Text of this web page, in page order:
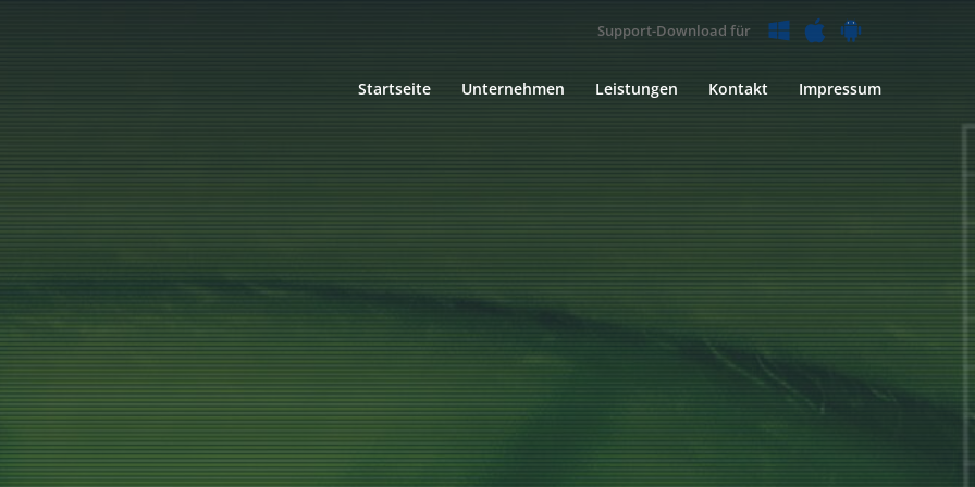
Support-Download für
Startseite Unternehmen Leistungen Kontakt Impressum